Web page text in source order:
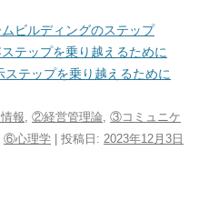
ビルディングのステップ
テップを乗り越えるために
テップを乗り越えるために
報, ②経営管理論, ③コミュニケ
⑥心理学 | 投稿日: 2023年12月3日